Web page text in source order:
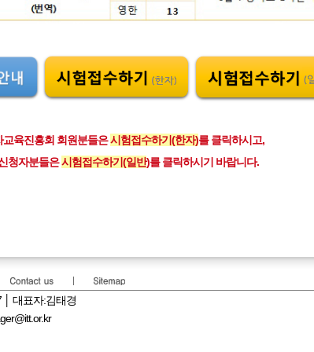
육진흥회 회원분들은시험접수하기(한자)를 클릭하시고,
청자분들은시험접수하기(일반)를 클릭하시기 바랍니다.
│ 대표자:김태경